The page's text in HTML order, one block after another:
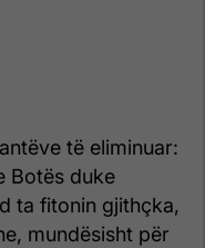
të eliminuar:
Botës duke
ta fitonin gjithçka,
mundësisht për